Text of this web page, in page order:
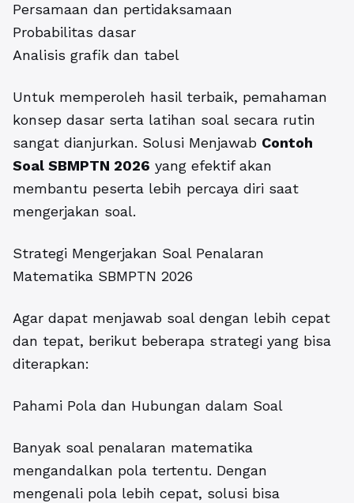
Persamaan dan pertidaksamaan
Probabilitas dasar
Analisis grafik dan tabel
Untuk memperoleh hasil terbaik, pemahaman
konsep dasar serta latihan soal secara rutin
sangat dianjurkan. Solusi Menjawab Contoh
Soal SBMPTN 2026 yang efektif akan
membantu peserta lebih percaya diri saat
mengerjakan soal.
Strategi Mengerjakan Soal Penalaran
Matematika SBMPTN 2026
Agar dapat menjawab soal dengan lebih cepat
dan tepat, berikut beberapa strategi yang bisa
diterapkan:
Pahami Pola dan Hubungan dalam Soal
Banyak soal penalaran matematika
mengandalkan pola tertentu. Dengan
mengenali pola lebih cepat, solusi bisa